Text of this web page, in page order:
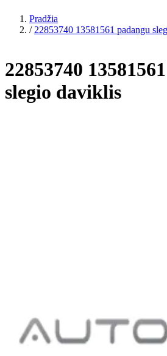
Pradžia
/ 22853740 13581561 padangu
22853740
slegio daviklis